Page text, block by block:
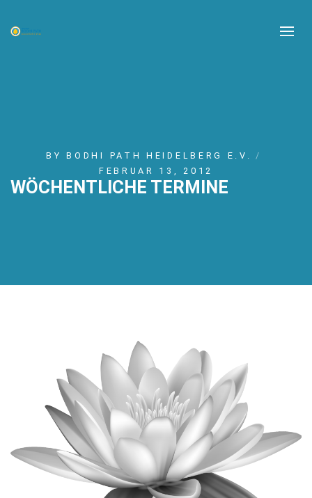
BYBODHI PATH HEIDELBERG E.V.
FEBRUAR 13, 2012
WÖCHENTLICHE TERMINE